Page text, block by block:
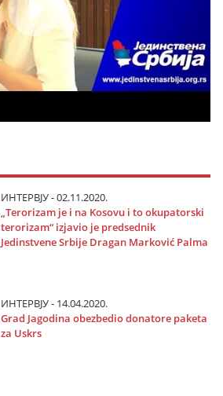
ИНТЕРВЈУ - 02.11.2020.
„Terorizam јe i na Kosovu i to okupatorski
terorizam“ izјavio јe predsednik
Јedinstvene Srbiјe Dragan Marković Palma
ИНТЕРВЈУ - 14.04.2020.
Grad Јagodina obezbedio donatore paketa
za Uskrs